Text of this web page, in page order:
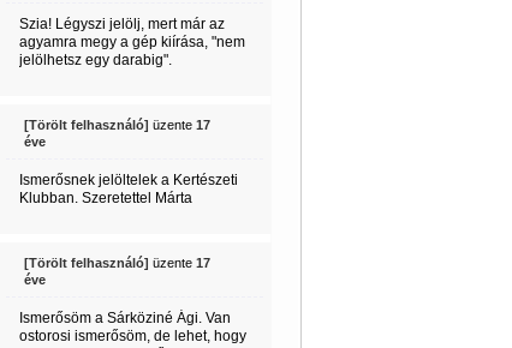
Szia! Légyszi jelölj, mert már az
agyamra megy a gép kiírása, "nem
jelölhetsz egy darabig".
[Törölt felhasználó] üzente 17
éve
Ismerősnek jelöltelek a Kertészeti
Klubban. Szeretettel Márta
[Törölt felhasználó] üzente 17
éve
Ismerősöm a Sárköziné Ági. Van
ostorosi ismerősöm, de lehet, hogy